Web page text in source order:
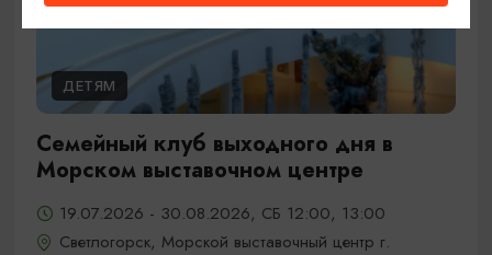
ДЕТЯМ
Семейный клуб выходного дня в
Морском выставочном центре
19.07.2026 - 30.08.2026, СБ 12:00, 13:00
Светлогорск, Морской выставочный центр г.